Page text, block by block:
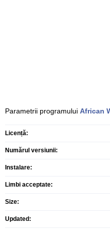
Parametrii programului African
Licență:
Numărul versiunii:
Instalare:
Limbi acceptate:
Size:
Updated: